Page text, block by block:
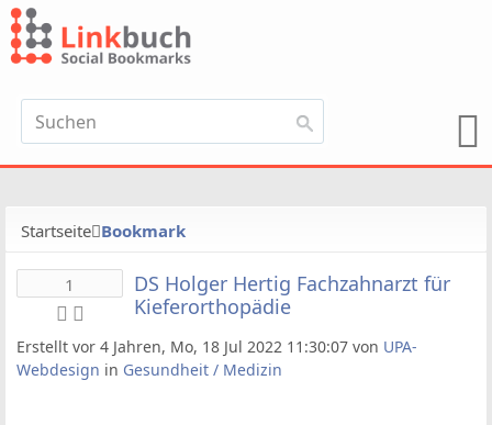
Startseite Bookmark
1
DS Holger Hertig Fachzahnarzt für
Kieferorthopädie
Erstellt vor 4 Jahren, Mo, 18 Jul 2022 11:30:07 von UPA-
Webdesign in Gesundheit / Medizin